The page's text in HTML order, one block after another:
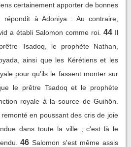
certainement apporter de bonnes
répondit à Adoniya : Au contraire,
a établi Salomon comme roi. 44 Il
Tsadoq, le prophète Nathan,
ainsi que les Kérétiens et les
pour qu'ils le fassent monter sur
le prêtre Tsadoq et le prophète
royale à la source de Guihôn.
en poussant des cris de joie
dans toute la ville ; c'est là le
46 Salomon s'est même assis